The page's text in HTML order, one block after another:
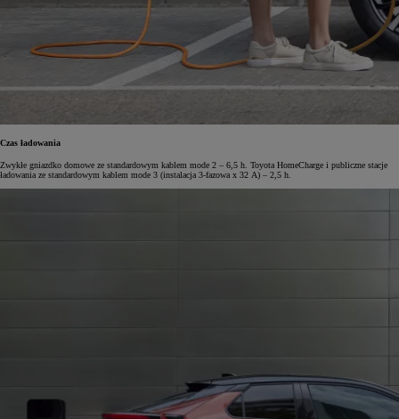
Czas ładowania
Zwykłe gniazdko domowe ze standardowym kablem mode 2 – 6,5 h. Toyota HomeCharge i publiczne stacje
ładowania ze standardowym kablem mode 3 (instalacja 3-fazowa x 32 A) – 2,5 h.